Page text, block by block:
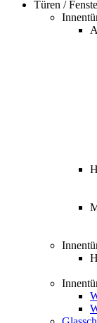
Türen /